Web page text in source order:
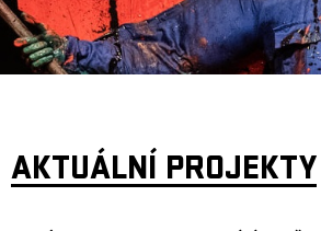
AKTUÁLNÍ PROJEKTY